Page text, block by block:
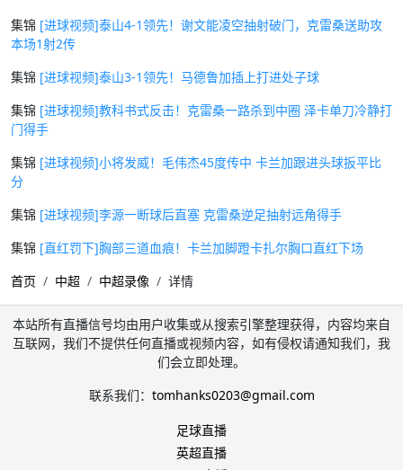
集锦 [进球视频]泰山4-1领先！谢文能凌空抽射破门，克雷桑送助攻
本场1射2传
集锦 [进球视频]泰山3-1领先！马德鲁加插上打进处子球
集锦 [进球视频]教科书式反击！克雷桑一路杀到中圈 泽卡单刀冷静打
门得手
集锦 [进球视频]小将发威！毛伟杰45度传中 卡兰加跟进头球扳平比
分
集锦 [进球视频]李源一断球后直塞 克雷桑逆足抽射远角得手
集锦 [直红罚下]胸部三道血痕！卡兰加脚蹬卡扎尔胸口直红下场
首页
中超 中超录像 详情
本站所有直播信号均由用户收集或从搜索引擎整理获得，内容均来自
互联网，我们不提供任何直播或视频内容，如有侵权请通知我们，我
们会立即处理。
联系我们： tomhanks0203@gmail.com
足球直播
英超直播